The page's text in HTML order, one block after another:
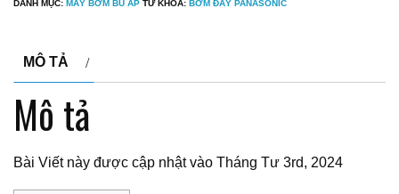
DANH MỤC: MÁY BƠM BÙ ÁP TỪ KHÓA: BƠM ĐẨY PANASONIC
MÔ TẢ
Mô tả
Bài Viết này được cập nhật vào Tháng Tư 3rd, 2024